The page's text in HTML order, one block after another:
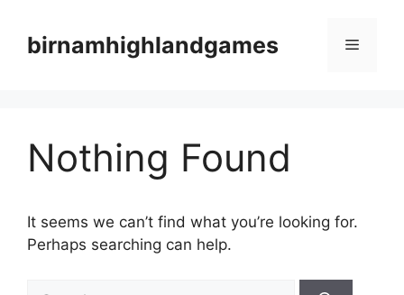
contentbirnamhighlandgames Menu
Nothing Found
It seems we can’t find what you’re looking for.
Perhaps searching can help.